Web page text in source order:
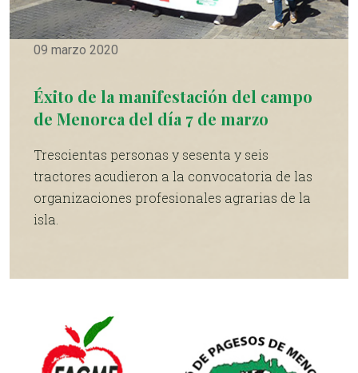
09 marzo 2020
Éxito de la manifestación del campo
de Menorca del día 7 de marzo
Trescientas personas y sesenta y seis
tractores acudieron a la convocatoria de las
organizaciones profesionales agrarias de la
isla.